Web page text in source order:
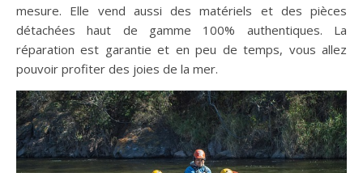
mesure. Elle vend aussi des matériels et des pièces
détachées haut de gamme 100% authentiques. La
réparation est garantie et en peu de temps, vous allez
pouvoir profiter des joies de la mer.